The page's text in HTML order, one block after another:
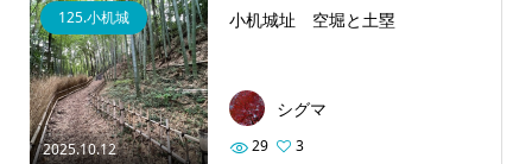
2025.10.12
125.小机城 小机城址 空堀と土塁
シグマ
29 3